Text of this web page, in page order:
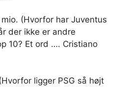
(Hvorfor har Juventus
der ikke er andre
10? Et ord …. Cristiano
ligger PSG så højt